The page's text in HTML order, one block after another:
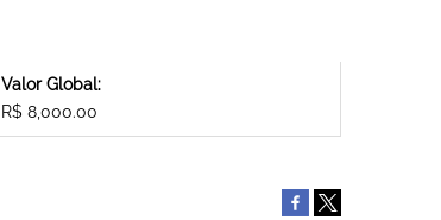
Valor Global:
R$ 8,000.00